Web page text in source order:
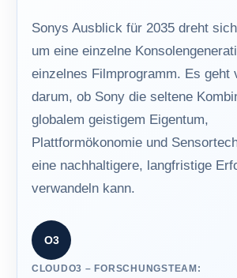
Sonys Ausblick für 2035 dreht
um eine einzelne
einzelnes Filmprogramm. Es geht
darum, ob Sony die seltene
globalem geistigem Eigentum,
Plattformökonomie und
eine nachhaltigere, langfristige
verwandeln kann.
O3
CLOUDO3 – FORSCHUNGSTEAM: